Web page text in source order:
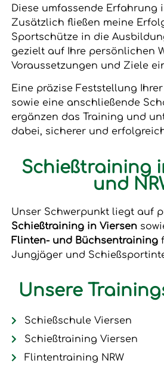
Diese umfassende Erfahrung
Zusätzlich fließen meine
Sportschütze in die
gezielt auf Ihre persönlichen
Voraussetzungen und Ziele
Eine präzise Feststellung
sowie eine anschließende
ergänzen das Training und
dabei, sicherer und
Schießtraining
und
Unser Schwerpunkt liegt auf
Schießtraining in Viersen
Flinten- und Büchsentraining
Jungjäger und
Unsere
Schießschule Viersen
Schießtraining Viersen
Flintentraining NRW